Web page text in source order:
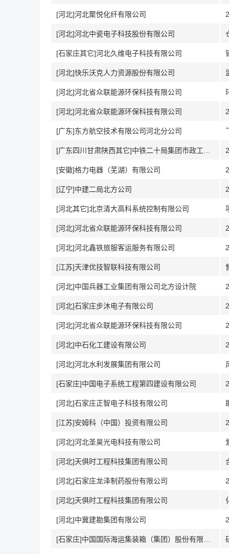
[河北]河北聚悦化纤有限公司
[河北]河北中瓷电子科技股份有限公司
[石家庄其它]河北久维电子科技有限公司
[河北]快乐沃克人力资源股份有限公司
[河北]河北省众联能源环保科技有限公司
[河北]河北省众联能源环保科技有限公司
[广东]东方航空技术有限公司河北分公司
[安徽]格力电器（芜湖）有限公司
[辽宁]中建二局北方公司
[河北其它]北京清大高科系统控制有限公司
[河北]河北省众联能源环保科技有限公司
[河北]河北鑫铁旅服客运服务有限公司
[江苏]天津优技智联科技有限公司
[河北]中国兵器工业集团有限公司北方设计院
[河北]石家庄步沐电子有限公司
[河北]河北省众联能源环保科技有限公司
[河北]中石化工建设有限公司
[河北]河北水利发展集团有限公司
[石家庄]中国电子系统工程第四建设有限公司
[河北]石家庄正智电子科技有限公司
[江苏]安姆科（中国）投资有限公司
[河北]河北圣昊光电科技有限公司
[河北]天俱时工程科技集团有限公司
[河北]石家庄龙泽制药股份有限公司
[河北]天俱时工程科技集团有限公司
[河北]中冀建勘集团有限公司